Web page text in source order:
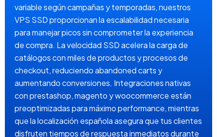
variable según campañas y temporadas, nuestros
VPS SSD proporcionan la escalabilidad necesaria
para manejar picos sin comprometer la experiencia
de compra. La velocidad SSD acelera la carga de
catálogos con miles de productos y procesos de
checkout, reduciendo abandoned carts y
aumentando conversiones. Integraciones nativas
con prestashop, magento y woocommerce están
preoptimizadas para máximo performance, mientras
que la localización española asegura que tus clientes
disfruten tiempos de respuesta inmediatos durante